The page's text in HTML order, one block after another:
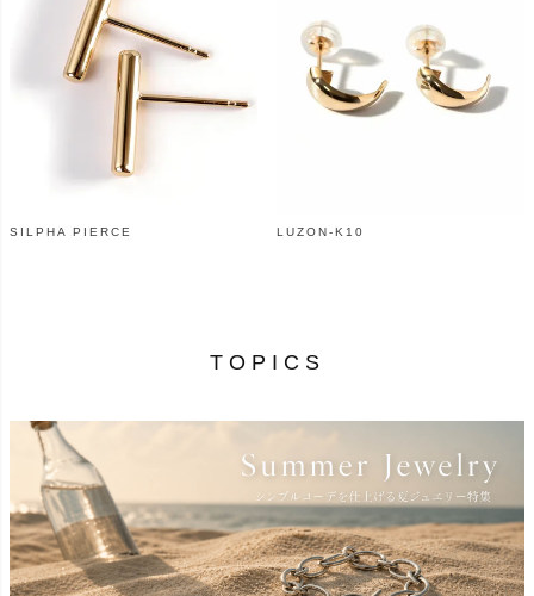
SILPHA PIERCE LUZON-K10
TOPICS